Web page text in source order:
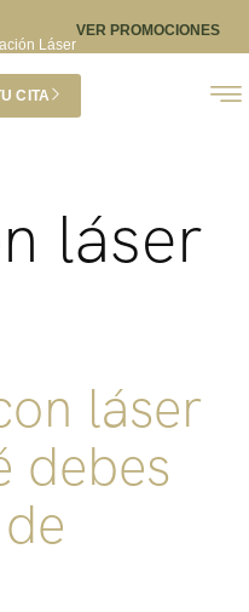
Láser
VER PROMOCIONES
CITA
láser
láser
debes